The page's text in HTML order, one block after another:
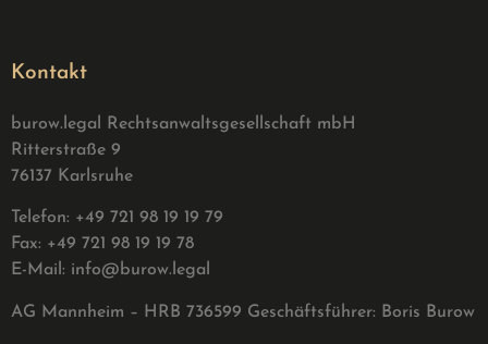
Kontakt
burow.legal Rechtsanwaltsgesellschaft mbH
Ritterstraße 9
76137 Karlsruhe
Telefon: +49 721 98 19 19 79
Fax: +49 721 98 19 19 78
E-Mail: info@burow.legal
AG Mannheim – HRB 736599 Geschäftsführer: Boris Burow